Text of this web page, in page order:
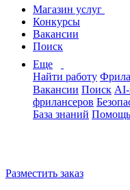
Магазин услуг
Конкурсы
Вакансии
Поиск
Еще
Найти работу
Вакансии Поиск
фрилансеров
База знаний Помощь
Разместить заказ